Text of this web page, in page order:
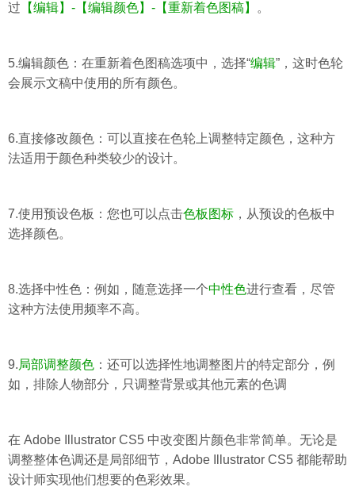
过 【编辑】 -【编辑颜色】-【重新着色图稿】 。
5.编辑颜色：在重新着色图稿选项中，选择“编辑”，这时色轮
会展示文稿中使用的所有颜色。
6.直接修改颜色：可以直接在色轮上调整特定颜色，这种方
法适用于颜色种类较少的设计。
7.使用预设色板：您也可以点击色板图标 ，从预设的色板中
选择颜色。
8.选择中性色：例如，随意选择一个中性色进行查看，尽管
这种方法使用频率不高。
9.局部调整颜色 ：还可以选择性地调整图片的特定部分，例
如，排除人物部分，只调整背景或其他元素的色调
在 Adobe Illustrator CS5 中改变图片颜色非常简单。无论是
调整整体色调还是局部细节，Adobe Illustrator CS5 都能帮助
设计师实现他们想要的色彩效果。